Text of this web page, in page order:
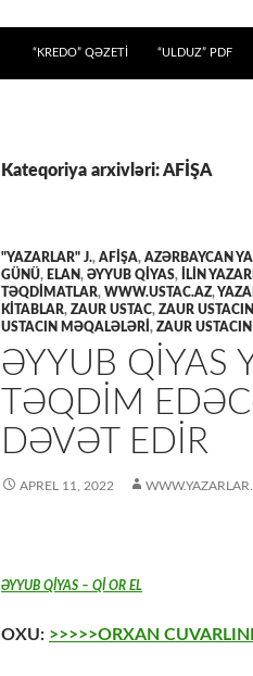
“KREDO” QƏZETİ
“ULDUZ” PDF
Kateqoriya arxivləri: AFİŞA
"YAZARLAR" J., AFİŞA, AZƏRBAYCAN
GÜNÜ, ELAN, ƏYYUB QİYAS, İLİN YAZARI
TƏQDİMATLAR, WWW.USTAC.AZ,
KİTABLAR, ZAUR USTAC, ZAUR
USTACIN MƏQALƏLƏRİ , ZAUR USTACIN
ƏYYUB QİYAS
TƏQDİM
DƏVƏT EDIR
APREL 11, 2022
ƏYYUB QİYAS – Qİ OR EL
OXU: >>>>>ORXAN